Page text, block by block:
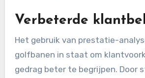
Verbeterde
Het gebruik van prestatie-
golfbanen in staat om
gedrag beter te begrijpen. Door